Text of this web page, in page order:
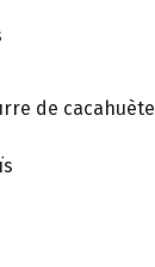
de cacahuète